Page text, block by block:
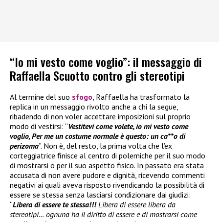
“Io mi vesto come voglio”: il messaggio di
Raffaella Scuotto contro gli stereotipi
Al termine del suo sfogo, Raffaella ha trasformato la
replica in un messaggio rivolto anche a chi la segue,
ribadendo di non voler accettare imposizioni sul proprio
modo di vestirsi: “Vestitevi come volete, io mi vesto come
voglio, Per me un costume normale è questo: un ca**o di
perizoma”. Non è, del resto, la prima volta che l’ex
corteggiatrice finisce al centro di polemiche per il suo modo
di mostrarsi o per il suo aspetto fisico. In passato era stata
accusata di non avere pudore e dignità, ricevendo commenti
negativi ai quali aveva risposto rivendicando la possibilità di
essere se stessa senza lasciarsi condizionare dai giudizi:
“Libera di essere te stessa!!!Libera di essere libera da
stereotipi… ognuna ha il diritto di essere e di mostrarsi come